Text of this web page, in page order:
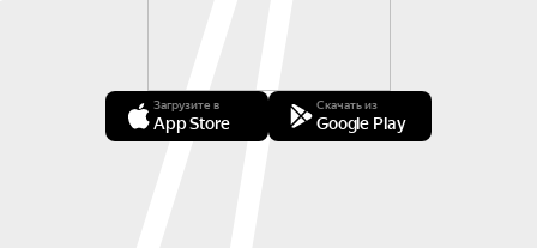
Загрузите в
App Store
Скачать из
Google Play